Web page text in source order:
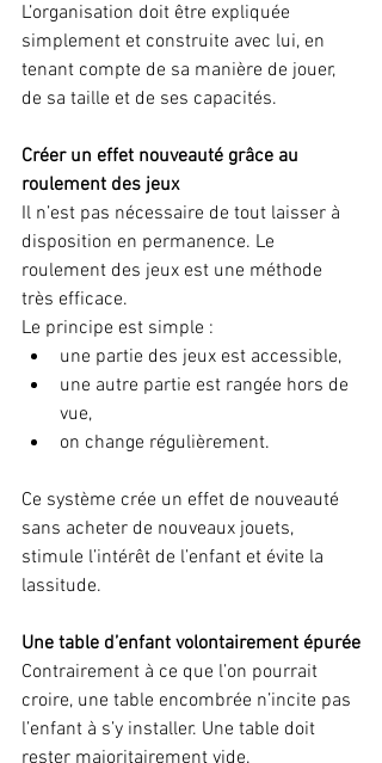
L’organisation doit être expliquée
simplement et construite avec lui, en
tenant compte de sa manière de jouer,
de sa taille et de ses capacités.
Créer un effet nouveauté grâce au
roulement des jeux
Il n’est pas nécessaire de tout laisser à
disposition en permanence. Le
roulement des jeux est une méthode
très efficace.
Le principe est simple :
une partie des jeux est accessible,
une autre partie est rangée hors de
vue,
on change régulièrement.
Ce système crée un effet de nouveauté
sans acheter de nouveaux jouets,
stimule l’intérêt de l’enfant et évite la
lassitude.
Une table d’enfant volontairement épurée
Contrairement à ce que l’on pourrait
croire, une table encombrée n’incite pas
l’enfant à s’y installer. Une table doit